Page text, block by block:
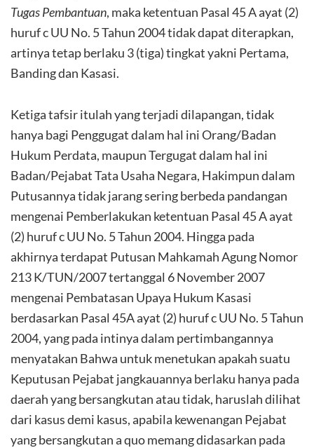
Tugas Pembantuan, maka ketentuan Pasal 45 A ayat (2)
huruf c UU No. 5 Tahun 2004 tidak dapat diterapkan,
artinya tetap berlaku 3 (tiga) tingkat yakni Pertama,
Banding dan Kasasi.
Ketiga tafsir itulah yang terjadi dilapangan, tidak
hanya bagi Penggugat dalam hal ini Orang/Badan
Hukum Perdata, maupun Tergugat dalam hal ini
Badan/Pejabat Tata Usaha Negara, Hakimpun dalam
Putusannya tidak jarang sering berbeda pandangan
mengenai Pemberlakukan ketentuan Pasal 45 A ayat
(2) huruf c UU No. 5 Tahun 2004. Hingga pada
akhirnya terdapat Putusan Mahkamah Agung Nomor
213 K/TUN/2007 tertanggal 6 November 2007
mengenai Pembatasan Upaya Hukum Kasasi
berdasarkan Pasal 45A ayat (2) huruf c UU No. 5 Tahun
2004, yang pada intinya dalam pertimbangannya
menyatakan Bahwa untuk menetukan apakah suatu
Keputusan Pejabat jangkauannya berlaku hanya pada
daerah yang bersangkutan atau tidak, haruslah dilihat
dari kasus demi kasus, apabila kewenangan Pejabat
yang bersangkutan a quo memang didasarkan pada